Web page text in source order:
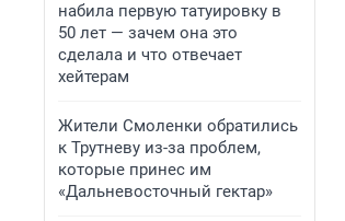
набила первую татуировку в
50 лет — зачем она это
сделала и что отвечает
хейтерам
Жители Смоленки обратились
к Трутневу из-за проблем,
которые принес им
«Дальневосточный гектар»